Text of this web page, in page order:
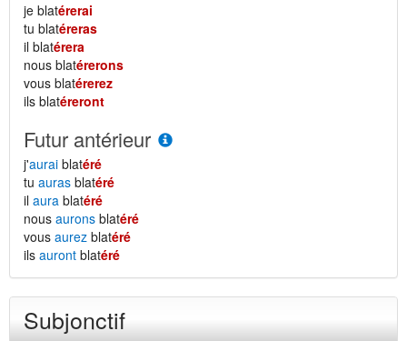
je blatérerai
tu blatéreras
il blatérera
nous blatérerons
vous blatérerez
ils blatéreront
Futur antérieur
j'aurai blatéré
tu auras blatéré
il aura blatéré
nous aurons blatéré
vous aurez blatéré
ils auront blatéré
Subjonctif